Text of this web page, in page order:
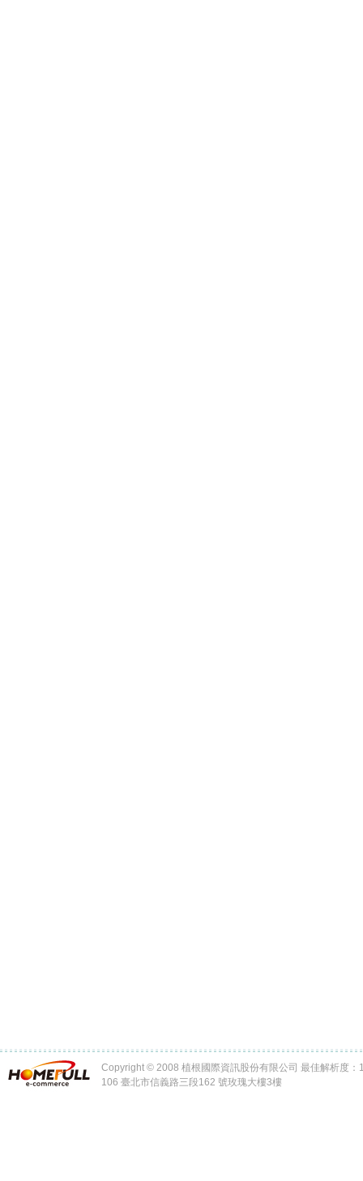
Copyright © 2008 植根國際資訊股份有限公司 最佳解析度：
106 臺北市信義路三段162 號玫瑰大樓3樓